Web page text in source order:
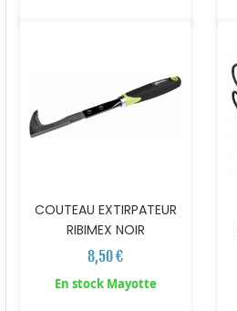
COUTEAU EXTIRPATEUR
RIBIMEX NOIR
8,50 €
En stock Mayotte